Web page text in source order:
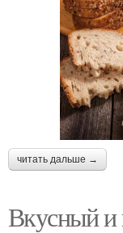
читать дальше →
Вкусный и